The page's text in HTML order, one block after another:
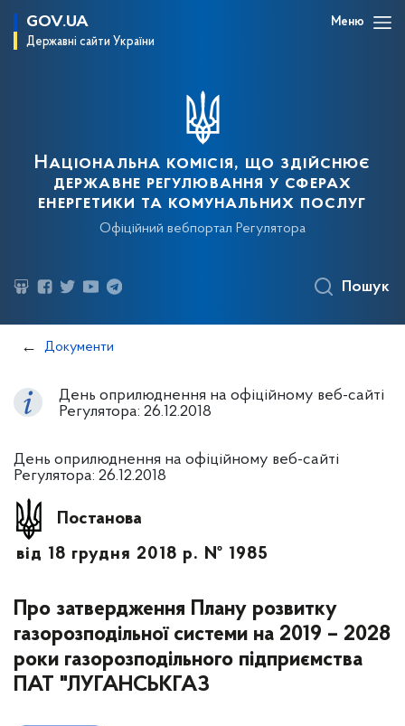
GOV.UA
Державні сайти України
Меню
Національна комісія, що здійснює
державне регулювання у сферах
енергетики та комунальних послуг
Офіційний вебпортал Регулятора
Пошук
Документи
День оприлюднення на офіційному веб-сайті
Регулятора: 26.12.2018
День оприлюднення на офіційному веб-сайті
Регулятора: 26.12.2018
Постанова
від 18 грудня 2018 р. № 1985
Про затвердження Плану розвитку
газорозподільної системи на 2019 – 2028
роки газорозподільного підприємства
ПАТ "ЛУГАНСЬКГАЗ